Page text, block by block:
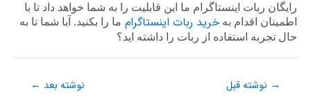
رایگان ربات اینستاگرام ما این قابلیت را به شما خواهد داد تا با
اطمینان اقدام به خرید ربات اینستاگرام ما را بکنید. آیا شما تا به
حال تجربه استفاده از ربات را داشته اید؟
→ نوشته قبل نوشته بعد ←